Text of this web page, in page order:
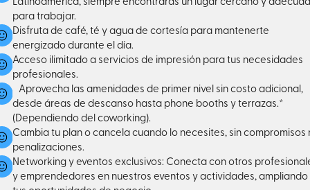
Latinoamérica, siempre encontrarás un lugar cercano y
para trabajar.
Disfruta de café, té y agua de cortesía para mantenerte
energizado durante el día.
Acceso ilimitado a servicios de impresión para tus necesidades
profesionales.
Aprovecha las amenidades de primer nivel sin costo adicional,
desde áreas de descanso hasta phone booths y terrazas.*
(Dependiendo del coworking).
Cambia tu plan o cancela cuando lo necesites, sin compromisos
penalizaciones.
Networking y eventos exclusivos: Conecta con otros
y emprendedores en nuestros eventos y actividades, ampliando